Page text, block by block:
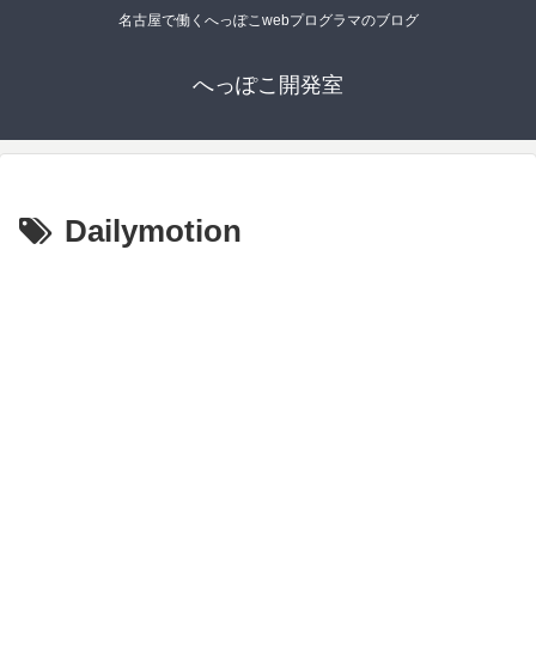
名古屋で働くへっぽこwebプログラマのブログ
へっぽこ開発室
Dailymotion